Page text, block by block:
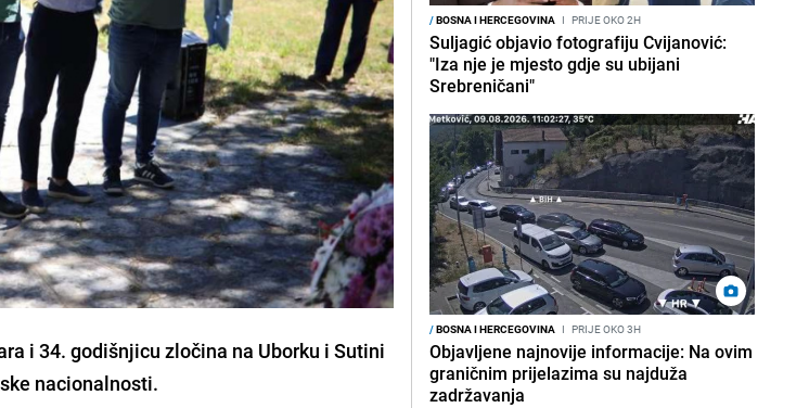
i 34. godišnjicu zločina na Uborku i Sutini
nacionalnosti.
/BOSNA I HERCEGOVINA I PRIJE OKO 2H
Suljagić objavio fotografiju Cvijanović:
"Iza nje je mjesto gdje su ubijani
Srebreničani"
/BOSNA I HERCEGOVINA I PRIJE OKO 3H
Objavljene najnovije informacije: Na ovim
graničnim prijelazima su najduža
zadržavanja